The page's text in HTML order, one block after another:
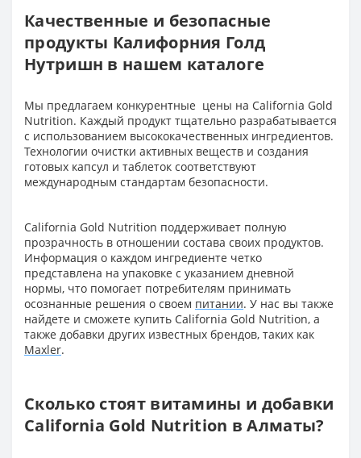
Качественные и безопасные
продукты Калифорния Голд
Нутришн в нашем каталоге
Мы предлагаем конкурентные цены на California Gold
Nutrition. Каждый продукт тщательно разрабатывается
с использованием высококачественных ингредиентов.
Технологии очистки активных веществ и создания
готовых капсул и таблеток соответствуют
международным стандартам безопасности.
California Gold Nutrition поддерживает полную
прозрачность в отношении состава своих продуктов.
Информация о каждом ингредиенте четко
представлена на упаковке с указанием дневной
нормы, что помогает потребителям принимать
осознанные решения о своем питании. У нас вы также
найдете и сможете купить California Gold Nutrition, а
также добавки других известных брендов, таких как
Maxler.
Сколько стоят витамины и добавки
California Gold Nutrition в Алматы?